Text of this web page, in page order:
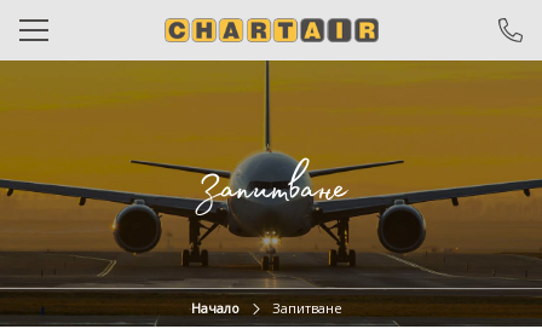
САМОЛЕТНИ БИЛЕТИ
ПОЧИВКИ
ЕКСКУРЗИИ
ОТ ВАРНА
Запитване
Начало Запитване